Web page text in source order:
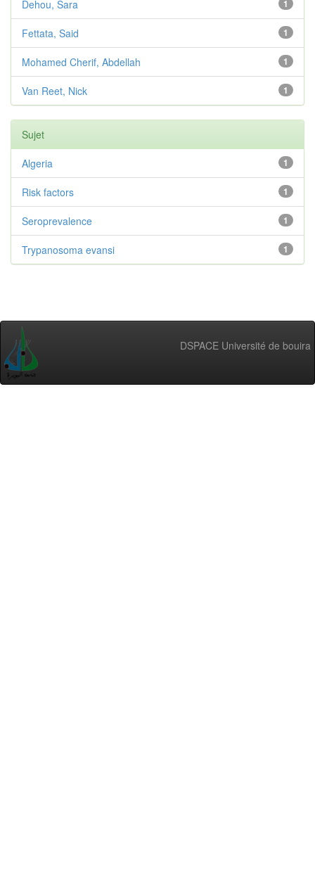
1
Dehou, Sara
1
Fettata, Said
1
Mohamed Cherif, Abdellah
1
Van Reet, Nick
Sujet
1
Algeria
1
Risk factors
1
Seroprevalence
1
Trypanosoma evansi
DSPACE Université de bouira